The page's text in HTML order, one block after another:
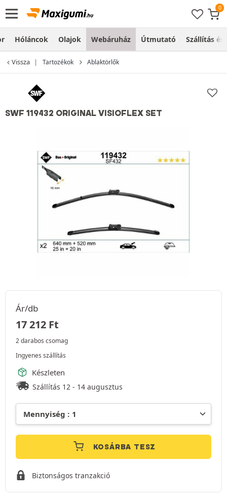
Hóláncok Olajok Webáruház Útmutató Szállítás és
Vissza Tartozékok Ablaktörlők
SWF 119432 ORIGINAL VISIOFLEX SET
Ár/db
17 212 Ft
2 darabos csomag
Ingyenes szállítás
Készleten
Szállítás 12 - 14 augusztus
KOSÁRBA TESZ
Biztonságos tranzakció